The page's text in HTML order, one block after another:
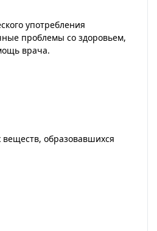
употребления
проблемы со здоровьем,
врача.
веществ, образовавшихся